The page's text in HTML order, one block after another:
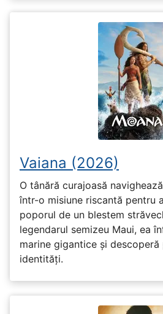
Vaiana (2026)
O tânără curajoasă
într-o misiune riscantă pentru
poporul de un blestem
legendarul semizeu Maui, ea
marine gigantice și
identități.